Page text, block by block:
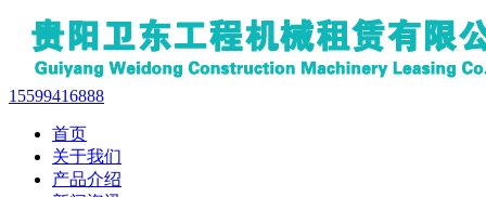
15599416888
首页
关于我们
产品介绍